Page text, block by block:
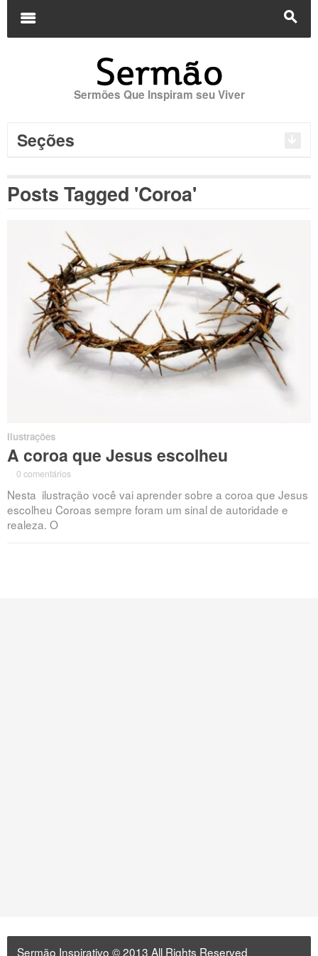
s
m
Sermões Que Inspiram seu Viver
Seções
Posts Tagged 'Coroa'
Ilustrações
A coroa que Jesus escolheu
0 comentários
Nesta ilustração você vai aprender sobre a coroa que Jesus
escolheu Coroas sempre foram um sinal de autoridade e
realeza. O
Sermão Inspirativo © 2013 All Rights Reserved